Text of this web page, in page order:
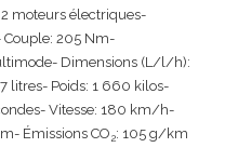
2 moteurs électriques-
Couple: 205 Nm-
Dimensions (L/l/h):
litres- Poids: 1 660 kilos-
Vitesse: 180 km/h-
Émissions CO2: 105 g/km